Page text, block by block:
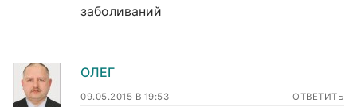
заболиваний
ОЛЕГ
09.05.2015 В 19:53 ОТВЕТИТЬ